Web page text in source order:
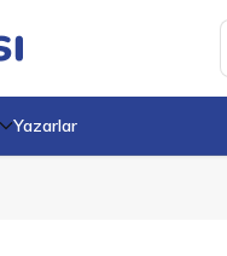
Yazarlar